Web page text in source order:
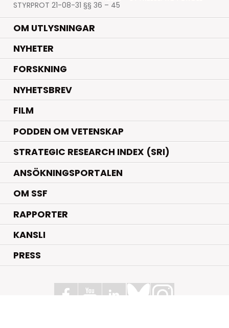
STYRPROT 21-08-31 §§ 36 – 45
OM UTLYSNINGAR
NYHETER.
FORSKNING.
NYHETSBREV
FILM
PODDEN OM VETENSKAP
STRATEGIC RESEARCH INDEX (SRI)
ANSÖKNINGSPORTALEN
OM SSF
RAPPORTER
KANSLI
PRESS